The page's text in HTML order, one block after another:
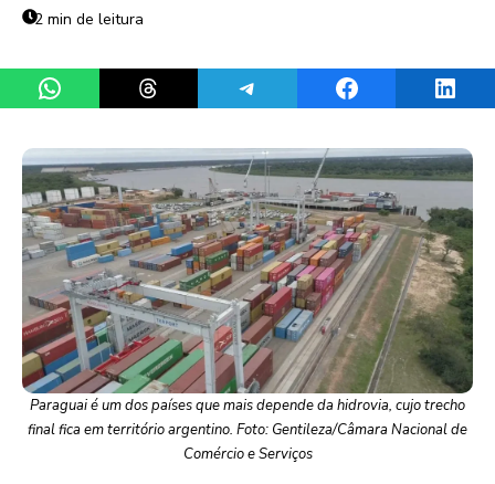
2 min de leitura
Share on WhatsAppShare on ThreadsShare on TelegramShare on Facebook
Paraguai é um dos países que mais depende da hidrovia, cujo trecho
final fica em território argentino. Foto: Gentileza/Câmara Nacional de
Comércio e Serviços